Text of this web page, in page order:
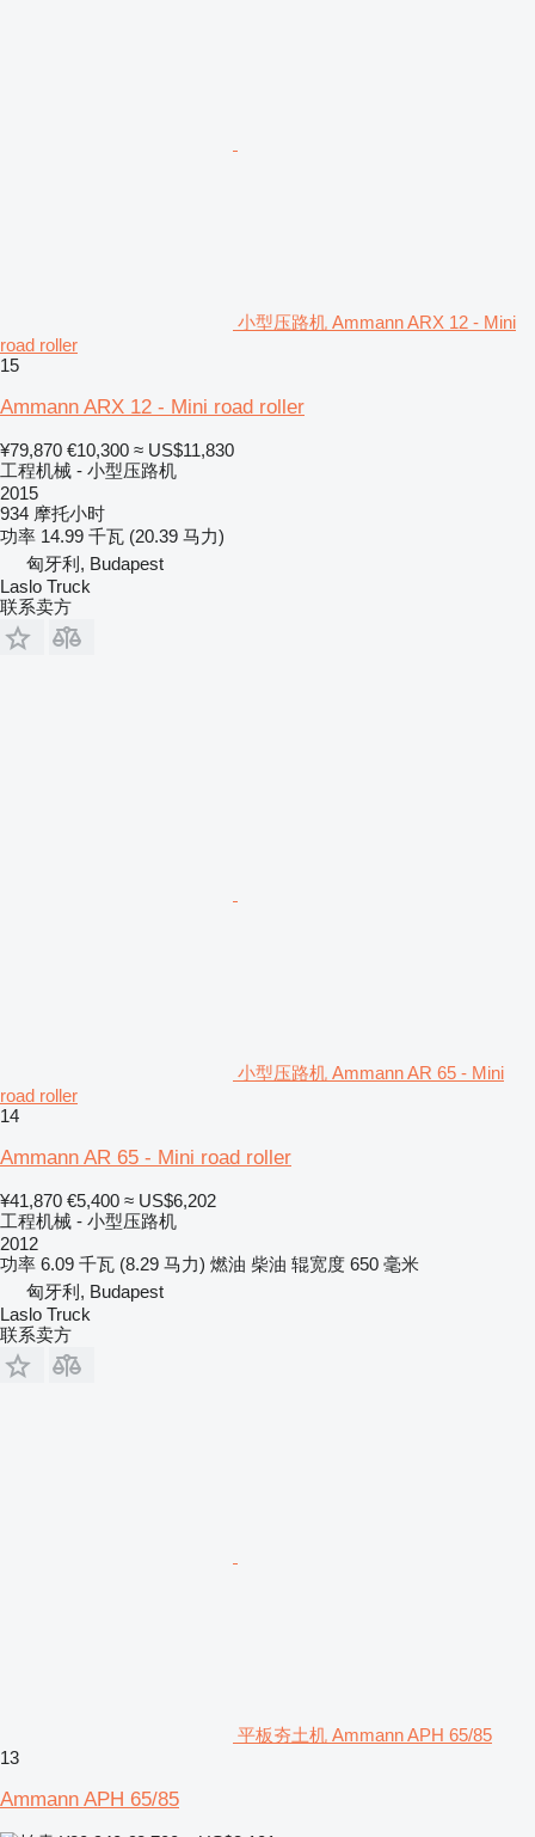
小型压路机 Ammann ARX 12 - Mini
road roller
15
Ammann ARX 12 - Mini road roller
¥79,870 €10,300 ≈ US$11,830
工程机械 - 小型压路机
2015
934 摩托小时
功率 14.99 千瓦 (20.39 马力)
匈牙利, Budapest
Laslo Truck
联系卖方
小型压路机 Ammann AR 65 - Mini
road roller
14
Ammann AR 65 - Mini road roller
¥41,870 €5,400 ≈ US$6,202
工程机械 - 小型压路机
2012
功率 6.09 千瓦 (8.29 马力) 燃油 柴油 辊宽度 650 毫米
匈牙利, Budapest
Laslo Truck
联系卖方
平板夯土机 Ammann APH 65/85
13
Ammann APH 65/85